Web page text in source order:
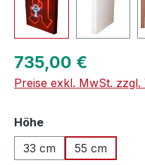
Regulärer Preis:
735,00 €
Preise exkl. MwSt.
Höheauswählen
33 cm
55 cm